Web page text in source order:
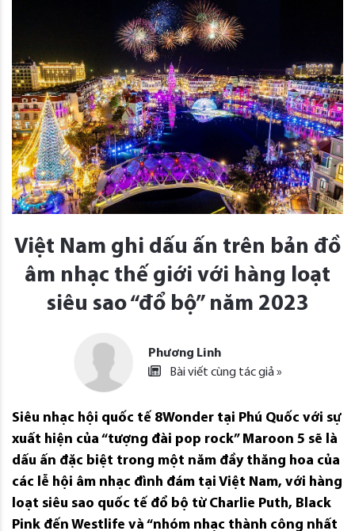
Việt Nam ghi dấu ấn trên bản đồ
âm nhạc thế giới với hàng loạt
siêu sao “đổ bộ” năm 2023
Phương Linh
Bài viết cùng tác giả »
Siêu nhạc hội quốc tế 8Wonder tại Phú Quốc với sự
xuất hiện của “tượng đài pop rock” Maroon 5 sẽ là
dấu ấn đặc biệt trong một năm đầy thăng hoa của
các lễ hội âm nhạc đình đám tại Việt Nam, với hàng
loạt siêu sao quốc tế đổ bộ từ Charlie Puth, Black
Pink đến Westlife và “nhóm nhạc thành công nhất